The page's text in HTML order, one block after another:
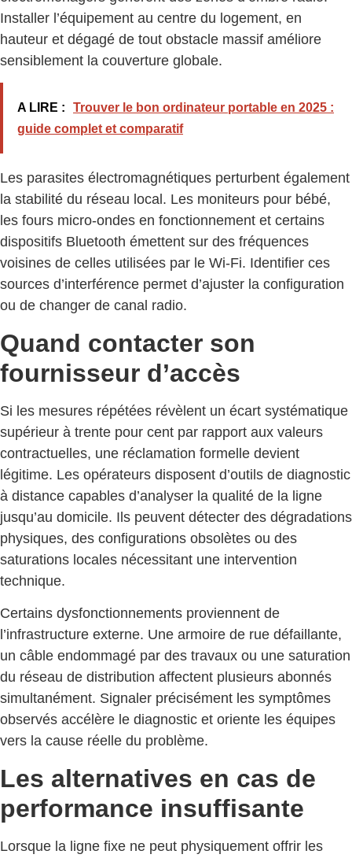
Installer l’équipement au centre du logement, en
hauteur et dégagé de tout obstacle massif améliore
sensiblement la couverture globale.
A LIRE :
Trouver le bon ordinateur portable en 2025 :
guide complet et comparatif
Les parasites électromagnétiques perturbent également
la stabilité du réseau local. Les moniteurs pour bébé,
les fours micro-ondes en fonctionnement et certains
dispositifs Bluetooth émettent sur des fréquences
voisines de celles utilisées par le Wi-Fi. Identifier ces
sources d’interférence permet d’ajuster la configuration
ou de changer de canal radio.
Quand contacter son
fournisseur d’accès
Si les mesures répétées révèlent un écart systématique
supérieur à trente pour cent par rapport aux valeurs
contractuelles, une réclamation formelle devient
légitime. Les opérateurs disposent d’outils de diagnostic
à distance capables d’analyser la qualité de la ligne
jusqu’au domicile. Ils peuvent détecter des dégradations
physiques, des configurations obsolètes ou des
saturations locales nécessitant une intervention
technique.
Certains dysfonctionnements proviennent de
l’infrastructure externe. Une armoire de rue défaillante,
un câble endommagé par des travaux ou une saturation
du réseau de distribution affectent plusieurs abonnés
simultanément. Signaler précisément les symptômes
observés accélère le diagnostic et oriente les équipes
vers la cause réelle du problème.
Les alternatives en cas de
performance insuffisante
Lorsque la ligne fixe ne peut physiquement offrir les